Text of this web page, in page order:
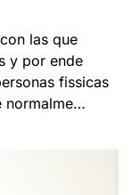
las que
y por ende
fissicas
normalme…